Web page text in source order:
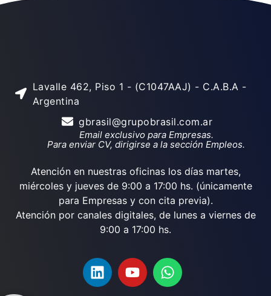
Lavalle 462, Piso 1 - (C1047AAJ) - C.A.B.A -
Argentina
gbrasil@grupobrasil.com.ar
Email exclusivo para Empresas.
Para enviar CV, dirigirse a la sección Empleos.
Atención en nuestras oficinas los días martes,
miércoles y jueves de 9:00 a 17:00 hs. (únicamente
para Empresas y con cita previa).
Atención por canales digitales, de lunes a viernes de
9:00 a 17:00 hs.